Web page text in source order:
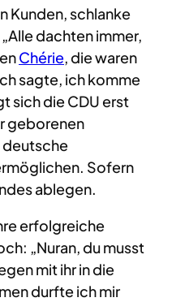
Kunden, schlanke
dachten immer,
Chérie, die waren
sagte, ich komme
sich die CDU erst
geborenen
deutsche
Sofern
ablegen.
erfolgreiche
„Nuran, du musst
mit ihr in die
durfte ich mir